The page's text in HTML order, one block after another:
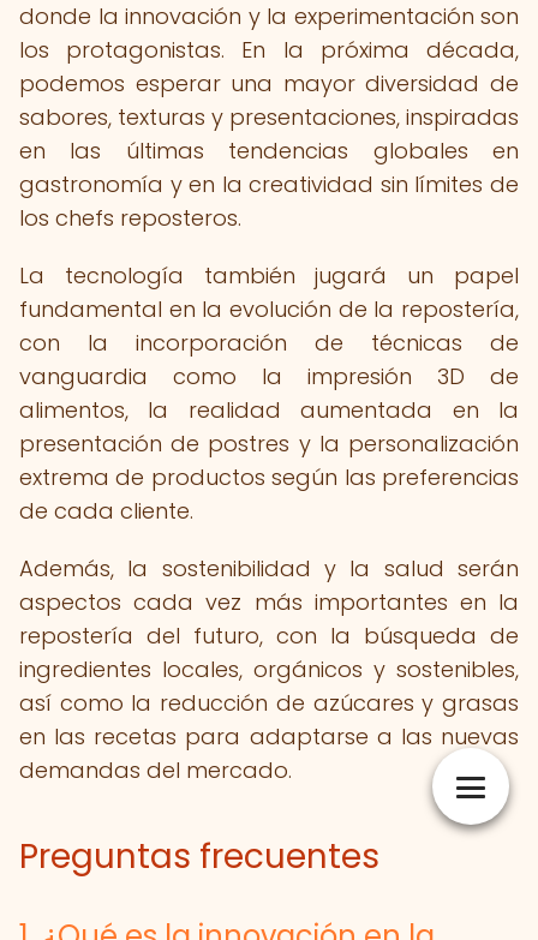
donde la innovación y la experimentación son
los protagonistas. En la próxima década,
podemos esperar una mayor diversidad de
sabores, texturas y presentaciones, inspiradas
en las últimas tendencias globales en
gastronomía y en la creatividad sin límites de
los chefs reposteros.
La tecnología también jugará un papel
fundamental en la evolución de la repostería,
con la incorporación de técnicas de
vanguardia como la impresión 3D de
alimentos, la realidad aumentada en la
presentación de postres y la personalización
extrema de productos según las preferencias
de cada cliente.
Además, la sostenibilidad y la salud serán
aspectos cada vez más importantes en la
repostería del futuro, con la búsqueda de
ingredientes locales, orgánicos y sostenibles,
así como la reducción de azúcares y grasas
en las recetas para adaptarse a las nuevas
demandas del mercado.
Preguntas frecuentes